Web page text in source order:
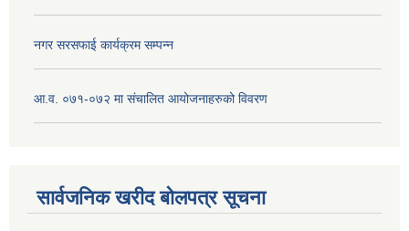
नगर सरसफाई कार्यक्रम सम्पन्न
आ.व. ०७१-०७२ मा संचालित आयोजनाहरुको विवरण
सार्वजनिक खरीद बोलपत्र सूचना